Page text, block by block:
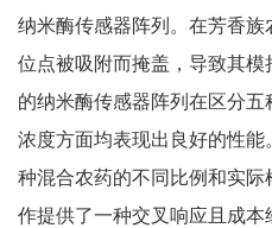
纳米酶传感器阵列。在芳香
位点被吸附而掩盖，导致其
的纳米酶传感器阵列在区分
浓度方面均表现出良好的性
种混合农药的不同比例和实
作提供了一种交叉响应且成